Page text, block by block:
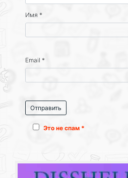
Имя *
Email *
Это не спам *